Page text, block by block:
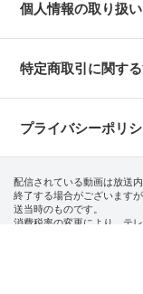
個人情報の取り扱
特定商取引に関す
プライバシーポリ
配信されている動画は放送
終了する場合がございます
送当時のものです。
消費税率の変更により、テ